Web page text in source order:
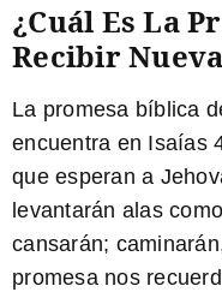
¿Cuál Es La
Recibir
La promesa bíblica
encuentra en Isaías
que esperan a
levantarán alas
cansarán;
promesa nos